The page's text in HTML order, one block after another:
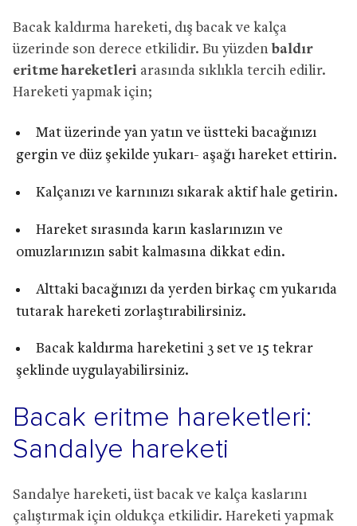
Bacak kaldırma hareketi, dış bacak ve kalça
üzerinde son derece etkilidir. Bu yüzden baldır
eritme hareketleri arasında sıklıkla tercih edilir.
Hareketi yapmak için;
Mat üzerinde yan yatın ve üstteki bacağınızı
gergin ve düz şekilde yukarı- aşağı hareket ettirin.
Kalçanızı ve karnınızı sıkarak aktif hale getirin.
Hareket sırasında karın kaslarınızın ve
omuzlarınızın sabit kalmasına dikkat edin.
Alttaki bacağınızı da yerden birkaç cm yukarıda
tutarak hareketi zorlaştırabilirsiniz.
Bacak kaldırma hareketini 3 set ve 15 tekrar
şeklinde uygulayabilirsiniz.
Bacak eritme hareketleri:
Sandalye hareketi
Sandalye hareketi, üst bacak ve kalça kaslarını
çalıştırmak için oldukça etkilidir. Hareketi yapmak